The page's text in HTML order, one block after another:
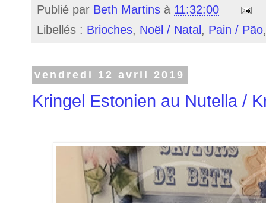
Publié par Beth Martins à 11:32:00
Libellés : Brioches, Noël / Natal, Pain / Pão
vendredi 12 avril 2019
Kringel Estonien au Nutella /